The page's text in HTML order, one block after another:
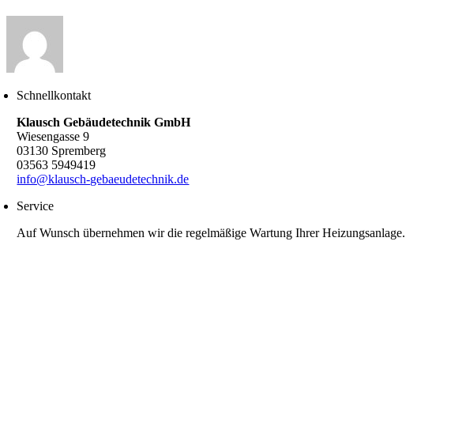
Schnellkontakt
Klausch Gebäudetechnik GmbH
Wiesengasse 9
03130 Spremberg
03563 5949419
info@klausch-gebaeudetechnik.de
Service
Auf Wunsch übernehmen wir die regelmäßige Wartung Ihrer Heizungsanlage.